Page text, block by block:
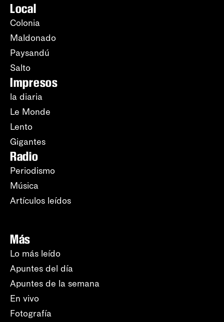
Local
Colonia
Maldonado
Paysandú
Salto
Impresos
la diaria
Le Monde
Lento
Gigantes
Radio
Periodismo
Música
Artículos leídos
Más
Lo más leído
Apuntes del día
Apuntes de la semana
En vivo
Fotografía